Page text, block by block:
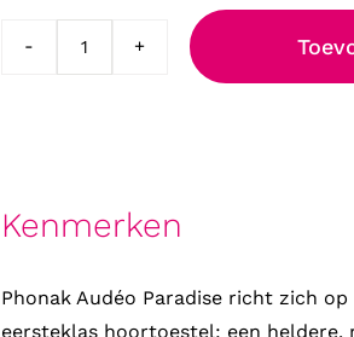
Phonak
oplaadbaar
aantal
Kenmerken
Phonak Audéo Paradise richt zich
eersteklas hoortoestel: een